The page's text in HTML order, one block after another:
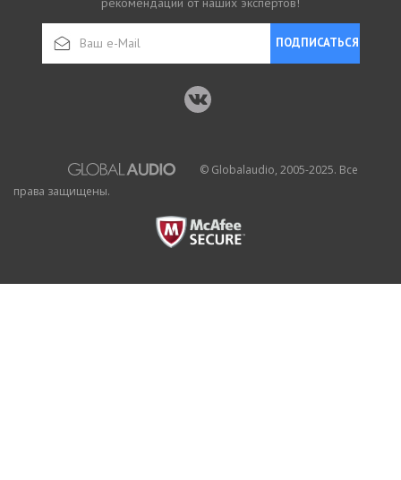
ПОДПИСАТЬСЯ
© Globalaudio, 2005-2025. Все
права защищены.